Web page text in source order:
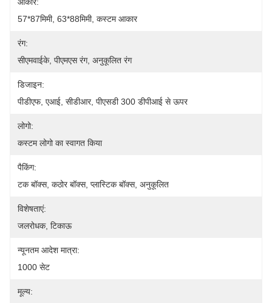
57*87मिमी, 63*88मिमी, कस्टम आकार
रंग:
सीएमवाईके, पीएमएस रंग, अनुकूलित रंग
डिजाइन:
पीडीएफ, एआई, सीडीआर, पीएसडी 300 डीपीआई से ऊपर
लोगो:
कस्टम लोगो का स्वागत किया
पैकिंग:
टक बॉक्स, कठोर बॉक्स, प्लास्टिक बॉक्स, अनुकूलित
विशेषताएं:
जलरोधक, टिकाऊ
न्यूनतम आदेश मात्रा:
1000 सेट
मूल्य: